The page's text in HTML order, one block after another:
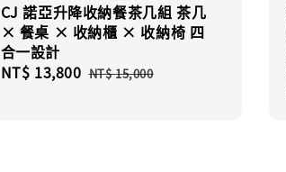
CJ 諾亞升降收納餐茶几組 茶几
× 餐桌 × 收納櫃 × 收納椅 四
合一設計
Sale
NT$ 13,800 Regular
NT$ 15,000